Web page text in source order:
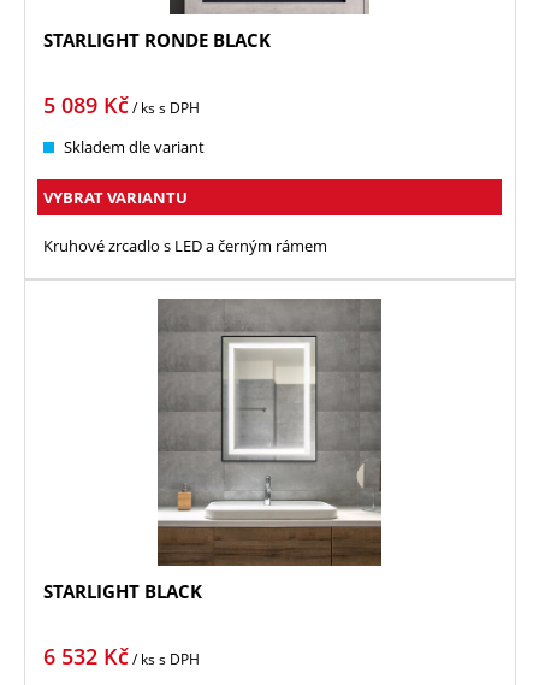
STARLIGHT RONDE BLACK
5 089 Kč/ kss DPH
Skladem dle variant
VYBRAT VARIANTU
Kruhové zrcadlo s LED a černým rámem
STARLIGHT BLACK
6 532 Kč/ kss DPH